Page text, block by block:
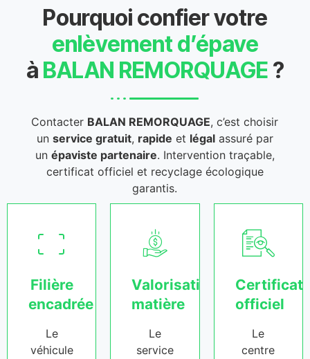
Pourquoi confier votre
enlèvement d’épave
à BALAN REMORQUAGE ?
Contacter BALAN REMORQUAGE, c’est choisir
un service gratuit, rapide et légalassuré par
un épaviste partenaire. Intervention traçable,
certificat officiel et recyclage écologique
garantis.
Filière
encadrée
Le
véhicule
Valorisation
matière
Le
service
Certificat
officiel
Le
centre